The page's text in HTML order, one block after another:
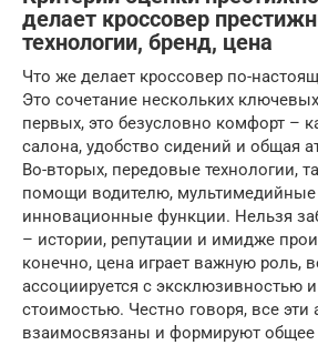
делает кроссовер
технологии, бренд, цена
Что же делает кроссовер по-
Это сочетание нескольких
первых, это безусловно комфорт –
салона, удобство сидений и общая
Во-вторых, передовые технологии,
помощи водителю,
инновационные функции. Нельзя
– истории, репутации и имидже
конечно, цена играет важную роль,
ассоциируется с эксклюзивностью
стоимостью. Честно говоря, все эти
взаимосвязаны и формируют общее